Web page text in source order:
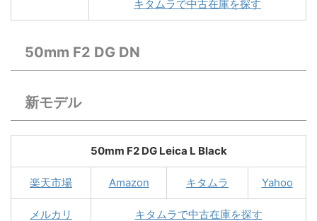
キタムラで中古在庫を探す
50mm F2 DG DN
新モデル
50mm F2 DG Leica L Black
楽天市場 Amazon キタムラ Yahoo
メルカリ キタムラで中古在庫を探す